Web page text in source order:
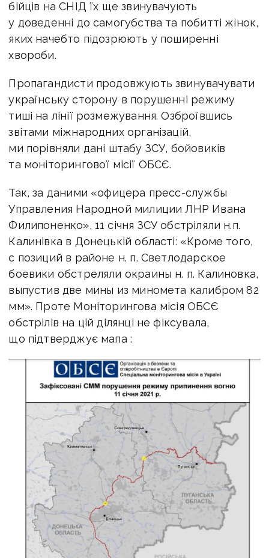
бійців на СНІД їх ще звинувачують
у доведенні до самогубства та побитті жінок,
яких начебто підозрюють у поширенні
хвороби.
Пропагандисти продовжують звинувачувати
українську сторону в порушенні режиму
тиші на лінії розмежування. Озброївшись
звітами міжнародних організацій,
ми порівняли дані штабу ЗСУ, бойовиків
та моніторингової місії ОБСЄ.
Так, за даними «офицера пресс-службы
Управления Народной милиции ЛНР Ивана
Филипоненко», 11 січня ЗСУ обстріляли н.п.
Калинівка в Донецькій області: «Кроме того,
с позиций в районе н. п. Светлодарское
боевики обстреляли окраины н. п. Калиновка,
выпустив две мины из миномета калибром 82
мм». Проте Моніторингова місія ОБСЄ
обстрілів на цій ділянці не фіксувала,
що підтверджує мапа :